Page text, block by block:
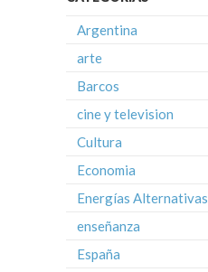
Argentina
arte
Barcos
cine y television
Cultura
Economia
Energías Alternativas
enseñanza
España